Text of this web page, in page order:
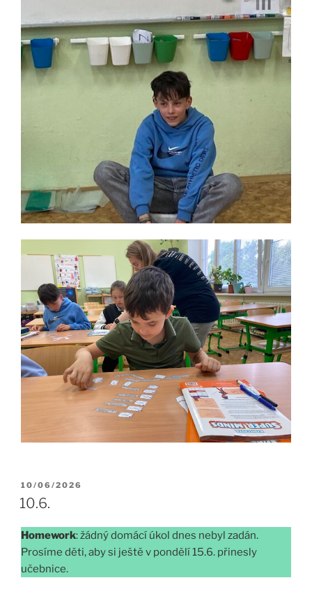
PUBLIKOVÁNO
10/06/2026
10.6.
Homework: žádný domácí úkol dnes nebyl zadán.
Prosíme děti, aby si ještě v pondělí 15.6. přinesly
učebnice.